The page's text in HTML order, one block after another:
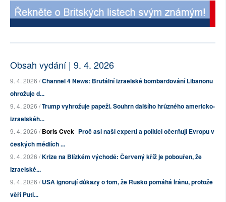
Obsah vydání | 9. 4. 2026
9. 4. 2026 /Channel 4 News: Brutální izraelské bombardování Libanonu
ohrožuje d...
9. 4. 2026 /Trump vyhrožuje papeži. Souhrn dalšího hrůzného americko-
izraelskéh...
9. 4. 2026 /Boris Cvek Proč asi naši experti a politici očerňují Evropu v
českých médiích ...
9. 4. 2026 /Krize na Blízkém východě: Červený kříž je pobouřen, že
izraelské...
9. 4. 2026 /USA ignorují důkazy o tom, že Rusko pomáhá Íránu, protože
věří Puti...